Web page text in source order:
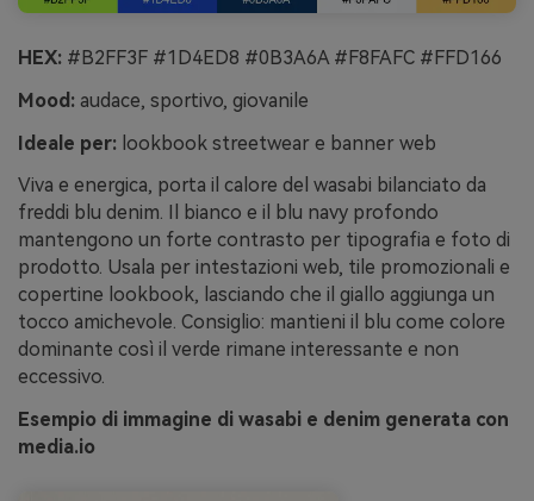
HEX: #B2FF3F #1D4ED8 #0B3A6A #F8FAFC #FFD166
Mood: audace, sportivo, giovanile
Ideale per: lookbook streetwear e banner web
Viva e energica, porta il calore del wasabi bilanciato da
freddi blu denim. Il bianco e il blu navy profondo
mantengono un forte contrasto per tipografia e foto di
prodotto. Usala per intestazioni web, tile promozionali e
copertine lookbook, lasciando che il giallo aggiunga un
tocco amichevole. Consiglio: mantieni il blu come colore
dominante così il verde rimane interessante e non
eccessivo.
Esempio di immagine di wasabi e denim generata con
media.io